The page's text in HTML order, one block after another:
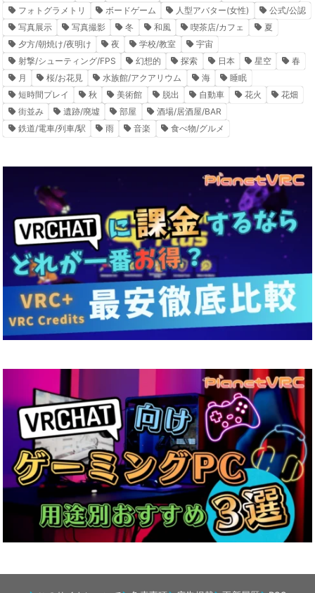
フォトグラメトリ
ボードゲーム 人型アバター(女性)
公式/公認
写真展示
写真撮影 冬 和風 喫茶店/カフェ
夏
夕方/朝焼け/夜明け
夜 学校/教室
宇宙
射撃/シューティング/FPS
幻想的 探索 日本 星空
春
月
桜/お花見 水族館/アクアリウム 海
睡眠
短時間プレイ
秋 美術館 脱出 自動車 花火
花畑
街並み
遺跡/廃墟 部屋
酒場/居酒屋/BAR
鉄道/電車/列車/駅
雨 音楽 食べ物/グルメ